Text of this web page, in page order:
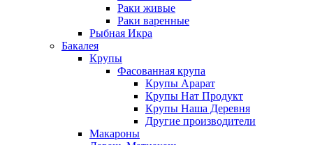
Раки живые
Раки варенные
Рыбная Икра
Бакалея
Крупы
Фасованная крупа
Крупы Арарат
Крупы Нат Продукт
Крупы Наша Деревня
Другие производители
Макароны